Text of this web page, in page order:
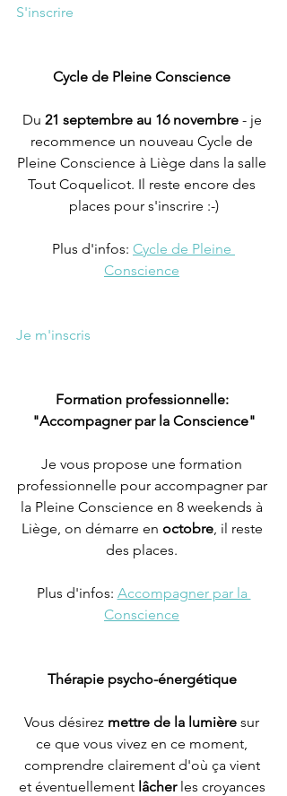
S'inscrire
Cycle de Pleine Conscience
Du 21 septembre au 16 novembre - je
recommence un nouveau Cycle de
Pleine Conscience à Liège dans la salle
Tout Coquelicot. Il reste encore des
places pour s'inscrire :-)
Plus d'infos: Cycle de Pleine
Conscience
Je m'inscris
Formation professionnelle:
"Accompagner par la Conscience"
Je vous propose une formation
professionnelle pour accompagner par
la Pleine Conscience en 8 weekends à
Liège, on démarre en octobre, il reste
des places.
Plus d'infos: Accompagner par la
Conscience
Thérapie psycho-énergétique
Vous désirez mettre de la lumière sur
ce que vous vivez en ce moment,
comprendre clairement d'où ça vient
et éventuellement lâcher les croyances